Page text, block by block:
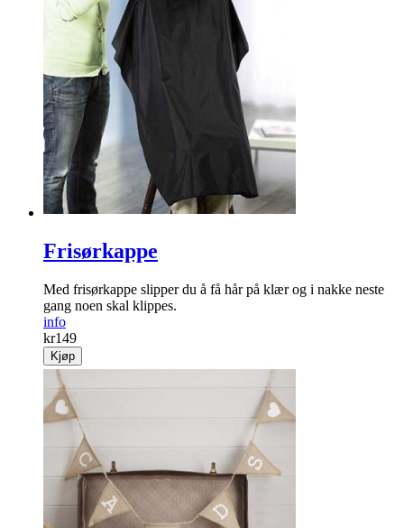
Frisørkappe
Med frisørkappe slipper du å få hår på klær og i nakke neste
gang noen skal klippes.
info
kr149
Kjøp